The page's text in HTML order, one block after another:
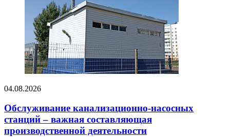
04.08.2026
Обслуживание канализационно-насосных
станций – важная составляющая
производственной деятельности